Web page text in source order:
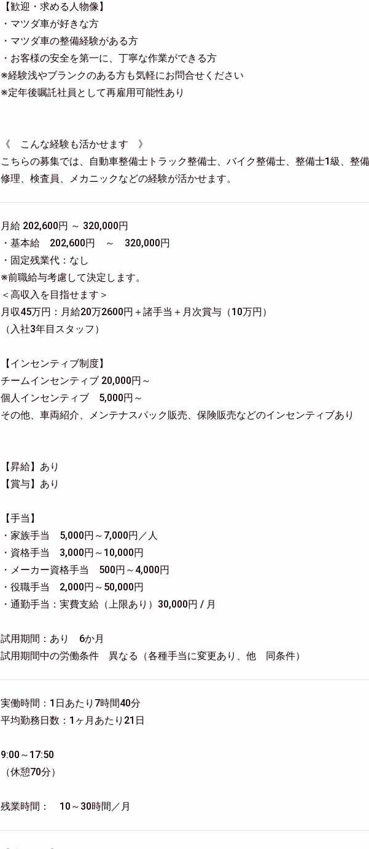
【歓迎・求める人物像】
・マツダ車が好きな方
・マツダ車の整備経験がある方
・お客様の安全を第一に、丁寧な作業ができる方
※経験浅やブランクのある方も気軽にお問合せください
※定年後嘱託社員として再雇用可能性あり
《 こんな経験も活かせます 》
こちらの募集では、自動車整備士トラック整備士、バイク整備士、整備士1級、整
修理、検査員、メカニックなどの経験が活かせます。
月給 202,600円 ～ 320,000円
・基本給 202,600円 ～ 320,000円
・固定残業代：なし
※前職給与考慮して決定します。
＜高収入を目指せます＞
月収45万円：月給20万2600円＋諸手当＋月次賞与（10万円）
（入社3年目スタッフ）
【インセンティブ制度】
チームインセンティブ 20,000円～
個人インセンティブ 5,000円～
その他、車両紹介、メンテナスパック販売、保険販売などのインセンティブあり
【昇給】あり
【賞与】あり
【手当】
・家族手当 5,000円～7,000円／人
・資格手当 3,000円～10,000円
・メーカー資格手当 500円～4,000円
・役職手当 2,000円～50,000円
・通勤手当：実費支給（上限あり）30,000円 / 月
試用期間：あり 6か月
試用期間中の労働条件 異なる（各種手当に変更あり、他 同条件）
実働時間：1日あたり7時間40分
平均勤務日数：1ヶ月あたり21日
9:00～17:50
（休憩70分）
残業時間： 10～30時間／月